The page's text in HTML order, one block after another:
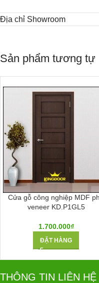
Địa chỉ Showroom
Sản phẩm tương tự
Cửa gỗ công nghiệp MDF
veneer KD.P1GL5
1.700.000₫
ĐẶT HÀNG
THÔNG TIN LIÊN HỆ